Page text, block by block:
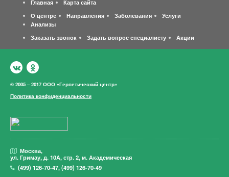
Главная
Карта сайта
О центре
Направления Заболевания
Услуги
Анализы
Заказать звонок
Задать вопрос специалисту Акции
© 2005 – 2017 ООО «Герпетический центр»
Политика конфиденциальности
Москва,
ул. Гримау, д. 10А, стр. 2, м. Академическая
(499)126-70-47,(499)126-70-49